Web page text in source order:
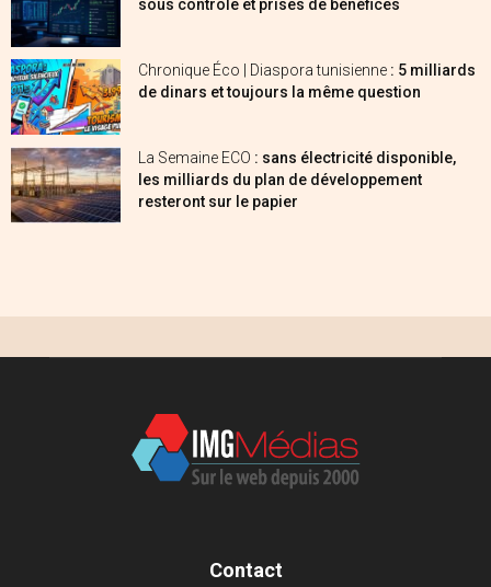
sous contrôle et prises de bénéfices
Chronique Éco | Diaspora tunisienne : 5 milliards
de dinars et toujours la même question
La Semaine ECO : sans électricité disponible,
les milliards du plan de développement
resteront sur le papier
Contact